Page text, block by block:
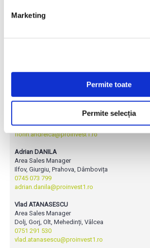
Marketing
Permite toate
Permite selecția
2200 / 2600 / 2700 /
Florin ANDREICA
0745 542 022
florin.andreica@proinvest1.ro
Adrian DANILA
Area Sales Manager
Ilfov, Giurgiu, Prahova, Dâmbovița
0745 073 799
adrian.danila@proinvest1.ro
Vlad ATANASESCU
Area Sales Manager
Dolj, Gorj, Olt, Mehedinți, Vâlcea
0751 291 530
vlad.atanasescu@proinvest1.ro